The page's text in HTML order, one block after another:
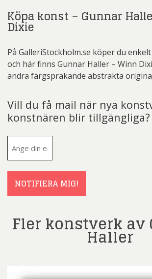
Köpa konst – Gunnar
Dixie
På GalleriStockholm.se köper du
och här finns Gunnar Haller – Winn
andra färgsprakande abstrakta
Vill du få mail när nya
konstnären blir tillgängliga?
NOTIFIERA MIG!
Fler konstverk av
Haller